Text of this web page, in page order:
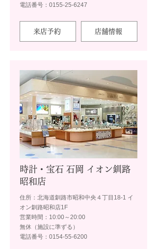
電話番号：0155-25-6247
来店予約 店舗情報
時計・宝石 石岡 イオン釧路
昭和店
住所：北海道釧路市昭和中央４丁目18-1 イ
オン釧路昭和店1F
営業時間：10:00～20:00
無休（施設に準ずる）
電話番号：0154-55-6200